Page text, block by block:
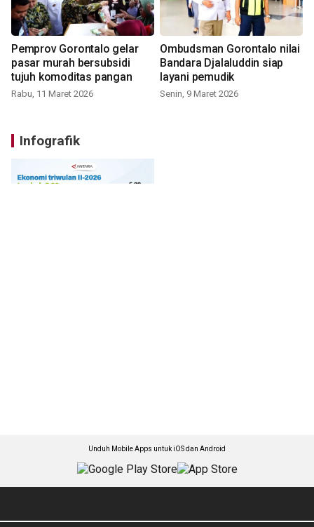
Pemprov Gorontalo gelar
pasar murah bersubsidi
tujuh komoditas pangan
Rabu, 11 Maret 2026
Ombudsman Gorontalo nilai
Bandara Djalaluddin siap
layani pemudik
Senin, 9 Maret 2026
Infografik
Unduh Mobile Apps untuk iOS dan Android